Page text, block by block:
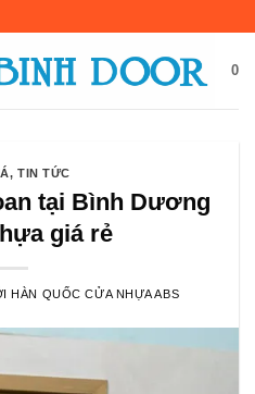
0
,TIN TỨC
tại Bình Dương
giá rẻ
HÀN QUỐC CỬA NHỰA ABS